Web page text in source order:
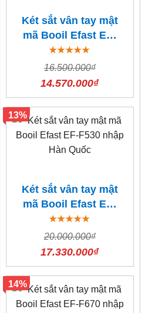
Két sắt vân tay mật
mã Booil Efast EF-
F310 nhập Hàn
Quốc
16.500.000₫
14.570.000₫
Két sắt vân tay mật
mã Booil Efast EF-
F530 nhập Hàn
Quốc
20.000.000₫
17.330.000₫
13%
14%